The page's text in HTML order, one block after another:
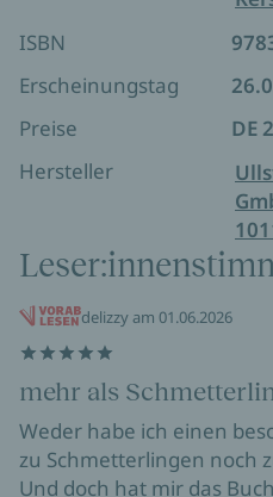
Begegnung mit den
des Lebens und eine
daran, dass Wunder das
Amy Tan, New York
Backyard Bird Chronicles
ISBN
Erscheinungstag
Preise
DE
Hersteller
delizzy am 01.06.2026
mehr als
Weder habe ich einen
zu Schmetterlingen noch
Und doch hat mir das